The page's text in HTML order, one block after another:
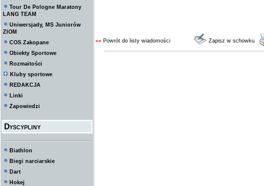
Tour De Pologne Maratony
LANG TEAM
Uniwersjady, MS Juniorów
ZIOM
COS Zakopane
Obiekty Sportowe
Rozmaitości
Kluby sportowe
REDAKCJA
Linki
Zapowiedzi
Dyscypliny
Biathlon
Biegi narciarskie
Dart
Hokej
«« Powrót do listy wiadomości Zapisz w schowku